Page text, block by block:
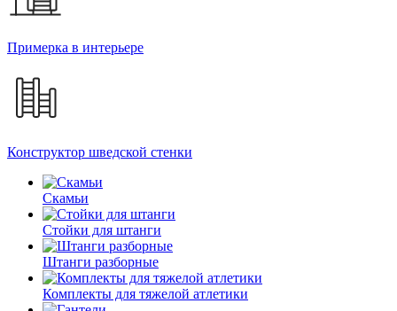
Примерка в интерьере
Конструктор шведской стенки
Скамьи
Стойки для штанги
Штанги разборные
Комплекты для тяжелой атлетики